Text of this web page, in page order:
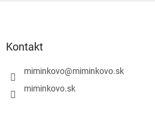
Kontakt
miminkovo@miminkovo.sk
miminkovo.sk